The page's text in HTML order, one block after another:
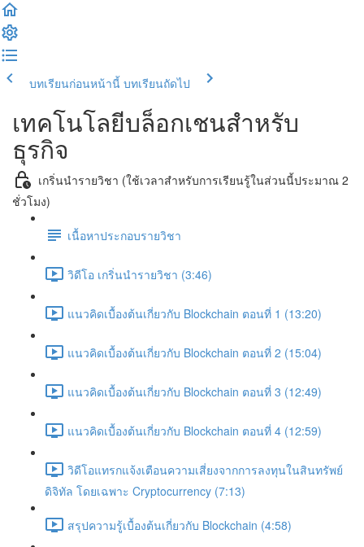
บทเรียนก่อนหน้านี้ บทเรียนถัดไป
เทคโนโลยีบล็อกเชนสำหรับ
ธุรกิจ
เกริ่นนำรายวิชา (ใช้เวลาสำหรับการเรียนรู้ในส่วนนี้ประมาณ 2
ชั่วโมง)
เนื้อหาประกอบรายวิชา
วิดีโอ เกริ่นนำรายวิชา (3:46)
แนวคิดเบื้องต้นเกี่ยวกับ Blockchain ตอนที่ 1 (13:20)
แนวคิดเบื้องต้นเกี่ยวกับ Blockchain ตอนที่ 2 (15:04)
แนวคิดเบื้องต้นเกี่ยวกับ Blockchain ตอนที่ 3 (12:49)
แนวคิดเบื้องต้นเกี่ยวกับ Blockchain ตอนที่ 4 (12:59)
วิดีโอแทรกแจ้งเตือนความเสี่ยงจากการลงทุนในสินทรัพย์
ดิจิทัล โดยเฉพาะ Cryptocurrency (7:13)
สรุปความรู้เบื้องต้นเกี่ยวกับ Blockchain (4:58)